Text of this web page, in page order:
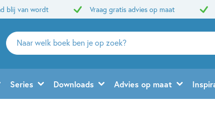
blij van wordt Vraag gratis advies op maat
Zoeken
naar
en
uitgevers
Series Downloads Advies op maat